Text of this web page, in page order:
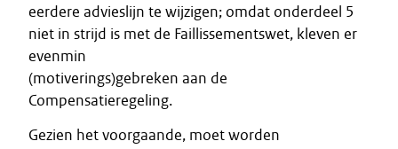
eerdere advieslijn te wijzigen; omdat onderdeel 5
niet in strijd is met de Faillissementswet, kleven er
evenmin
(motiverings)gebreken aan de
Compensatieregeling.
Gezien het voorgaande, moet worden